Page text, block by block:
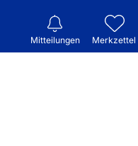
Mitteilungen Merkzettel